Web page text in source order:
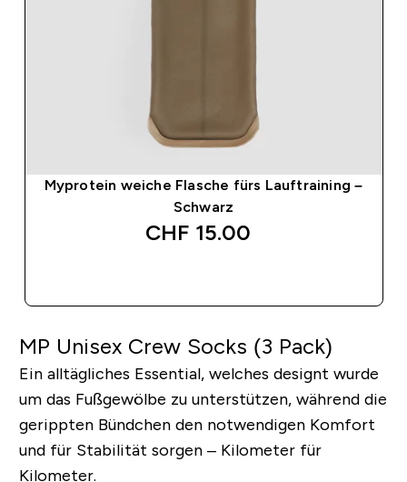
Myprotein weiche Flasche fürs Lauftraining –
Schwarz
CHF 15.00‎
MP Unisex Crew Socks (3 Pack)
Ein alltägliches Essential, welches designt wurde
um das Fußgewölbe zu unterstützen, während die
gerippten Bündchen den notwendigen Komfort
und für Stabilität sorgen – Kilometer für
Kilometer.